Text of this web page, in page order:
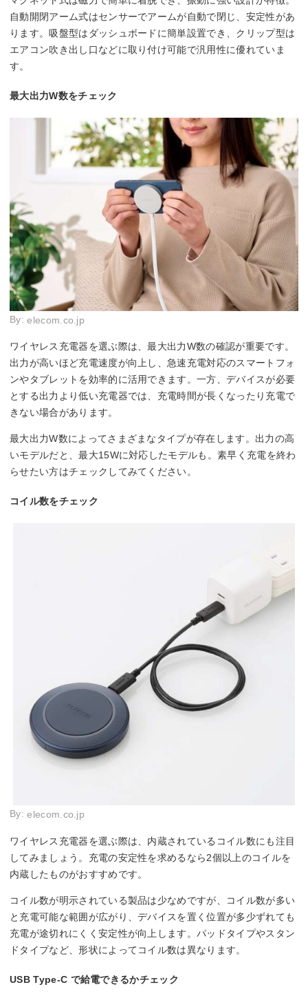
自動開閉アーム式はセンサーでアームが自動で閉じ、安定性があ
ります。吸盤型はダッシュボードに簡単設置でき、クリップ型は
エアコン吹き出し口などに取り付け可能で汎用性に優れていま
す。
最大出力W数をチェック
By:elecom.co.jp
ワイヤレス充電器を選ぶ際は、最大出力W数の確認が重要です。
出力が高いほど充電速度が向上し、急速充電対応のスマートフォ
ンやタブレットを効率的に活用できます。一方、デバイスが必要
とする出力より低い充電器では、充電時間が長くなったり充電で
きない場合があります。
最大出力W数によってさまざまなタイプが存在します。出力の高
いモデルだと、最大15Wに対応したモデルも。素早く充電を終わ
らせたい方はチェックしてみてください。
コイル数をチェック
By:elecom.co.jp
ワイヤレス充電器を選ぶ際は、内蔵されているコイル数にも注目
してみましょう。充電の安定性を求めるなら2個以上のコイルを
内蔵したものがおすすめです。
コイル数が明示されている製品は少なめですが、コイル数が多い
と充電可能な範囲が広がり、デバイスを置く位置が多少ずれても
充電が途切れにくく安定性が向上します。パッドタイプやスタン
ドタイプなど、形状によってコイル数は異なります。
USB Type-C で給電できるかチェック